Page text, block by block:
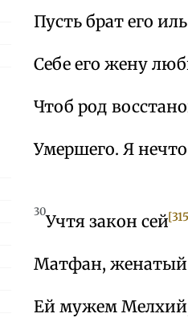
Пусть брат его
Себе его жену
Чтоб род
Умершего. Я
30Учтя закон сей
Матфан, женатый
Ей мужем